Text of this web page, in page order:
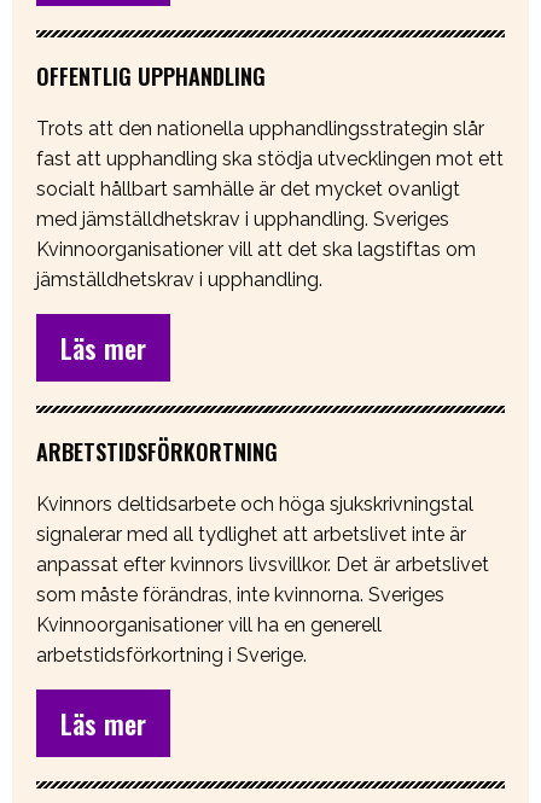
OFFENTLIG UPPHANDLING
Trots att den nationella upphandlingsstrategin slår
fast att upphandling ska stödja utvecklingen mot ett
socialt hållbart samhälle är det mycket ovanligt
med jämställdhetskrav i upphandling. Sveriges
Kvinnoorganisationer vill att det ska lagstiftas om
jämställdhetskrav i upphandling.
Läs mer
ARBETSTIDSFÖRKORTNING
Kvinnors deltidsarbete och höga sjukskrivningstal
signalerar med all tydlighet att arbetslivet inte är
anpassat efter kvinnors livsvillkor. Det är arbetslivet
som måste förändras, inte kvinnorna. Sveriges
Kvinnoorganisationer vill ha en generell
arbetstidsförkortning i Sverige.
Läs mer